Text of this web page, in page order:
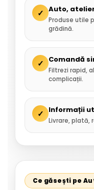
✓ Auto,
Produse utile
grădină.
✓ Comandă
Filtrezi rapid,
complicații.
✓ Informații
Livrare, plată,
Ce găsești pe